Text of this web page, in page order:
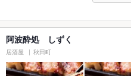
阿波酔処 しずく
居酒屋 秋田町